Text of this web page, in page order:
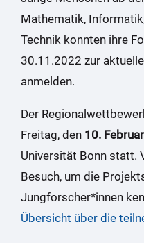
Mathematik,
Technik konnten ihre
30.11.2022 zur
anmelden.
Der
Freitag, den 10.
Universität Bonn statt.
Besuch, um die
Jungforscher*innen
Übersicht über die